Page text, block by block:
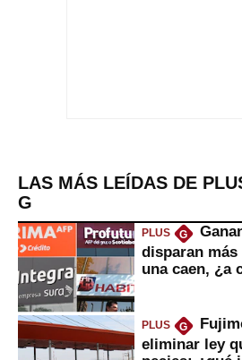
LAS MÁS LEÍDAS DE
G
PLUS G
disparan más
una caen, ¿a
PLUS G
eliminar ley